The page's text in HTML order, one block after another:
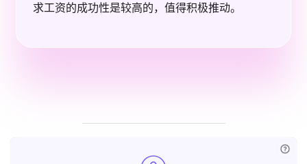
求工资的成功性是较高的，值得积极推动。